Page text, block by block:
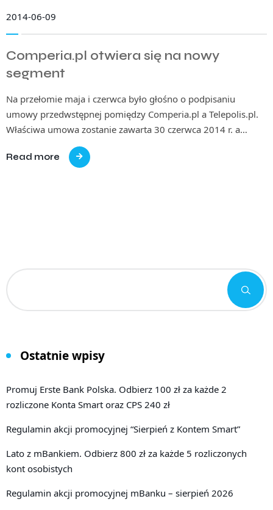
2014-06-09
Comperia.pl otwiera się na nowy
segment
Na przełomie maja i czerwca było głośno o podpisaniu
umowy przedwstępnej pomiędzy Comperia.pl a Telepolis.pl.
Właściwa umowa zostanie zawarta 30 czerwca 2014 r. a…
Read more
Ostatnie wpisy
Promuj Erste Bank Polska. Odbierz 100 zł za każde 2
rozliczone Konta Smart oraz CPS 240 zł
Regulamin akcji promocyjnej “Sierpień z Kontem Smart”
Lato z mBankiem. Odbierz 800 zł za każde 5 rozliczonych
kont osobistych
Regulamin akcji promocyjnej mBanku – sierpień 2026